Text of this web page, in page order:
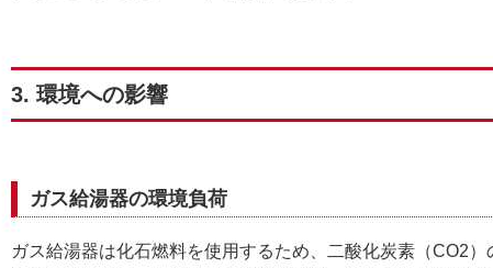
3. 環境への影響
ガス給湯器の環境負荷
ガス給湯器は化石燃料を使用するため、二酸化炭素（CO2